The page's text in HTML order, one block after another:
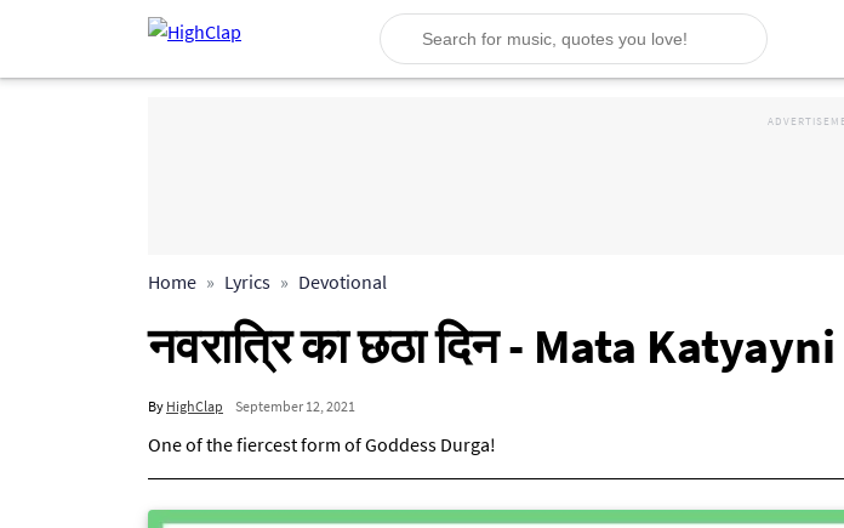
Home Lyrics Devotional
नवरात्रि का छठा दिन - Mata
By HighClap September 12, 2021
One of the fiercest form of Goddess Durga!